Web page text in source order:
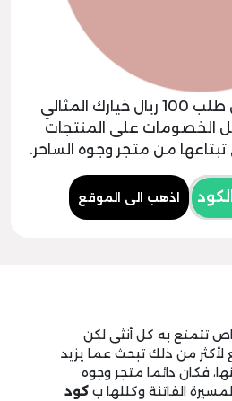
كود خصم وجوه أول طلب 100 ريال خيارك المثالي
الخصومات على المنتجات
تبتاعها من متجر وجوه الساحر.
اذهب الى الموقع
تتمتع به كل أنثى لكن
لأكثر من ذلك تبحث عما يزيد
فكان دائما متجر وجوه
الفاتنة وكللها ب كود